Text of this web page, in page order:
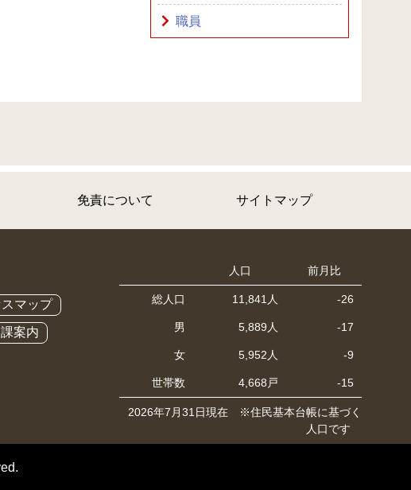
職員
免責について サイトマップ
マップ
案内
人口 前月比
総人口 11,841人 -26
男 5,889人 -17
女 5,952人 -9
世帯数 4,668戸 -15
2026年7月31日現在 ※住民基本台帳に基づく
人口です